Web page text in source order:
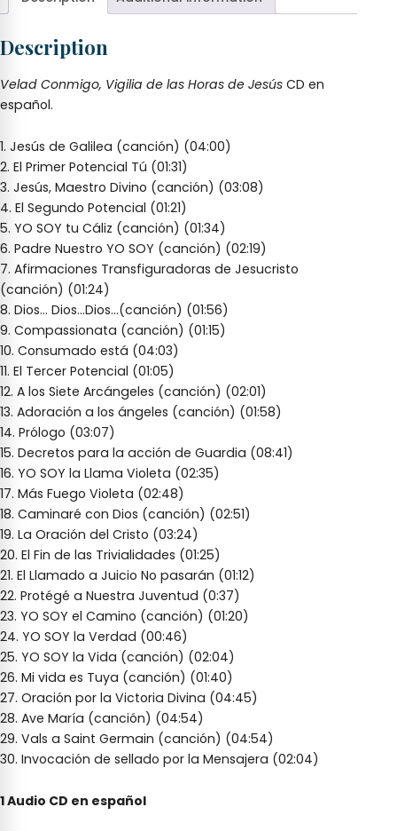
Horas
Jesús
Description
Velad Conmigo, Vigilia de las Horas de Jesús CD en
español.
1. Jesús de Galilea (canción) (04:00)
2. El Primer Potencial Tú (01:31)
3. Jesús, Maestro Divino (canción) (03:08)
4. El Segundo Potencial (01:21)
5. YO SOY tu Cáliz (canción) (01:34)
6. Padre Nuestro YO SOY (canción) (02:19)
7. Afirmaciones Transfiguradoras de Jesucristo
(canción) (01:24)
8. Dios… Dios…Dios…(canción) (01:56)
9. Compassionata (canción) (01:15)
10. Consumado está (04:03)
11. El Tercer Potencial (01:05)
12. A los Siete Arcángeles (canción) (02:01)
13. Adoración a los ángeles (canción) (01:58)
14. Prólogo (03:07)
15. Decretos para la acción de Guardia (08:41)
16. YO SOY la Llama Violeta (02:35)
17. Más Fuego Violeta (02:48)
18. Caminaré con Dios (canción) (02:51)
19. La Oración del Cristo (03:24)
20. El Fin de las Trivialidades (01:25)
21. El Llamado a Juicio No pasarán (01:12)
22. Protégé a Nuestra Juventud (0:37)
23. YO SOY el Camino (canción) (01:20)
24. YO SOY la Verdad (00:46)
25. YO SOY la Vida (canción) (02:04)
26. Mi vida es Tuya (canción) (01:40)
27. Oración por la Victoria Divina (04:45)
28. Ave María (canción) (04:54)
29. Vals a Saint Germain (canción) (04:54)
30. Invocación de sellado por la Mensajera (02:04)
1 Audio CD en español